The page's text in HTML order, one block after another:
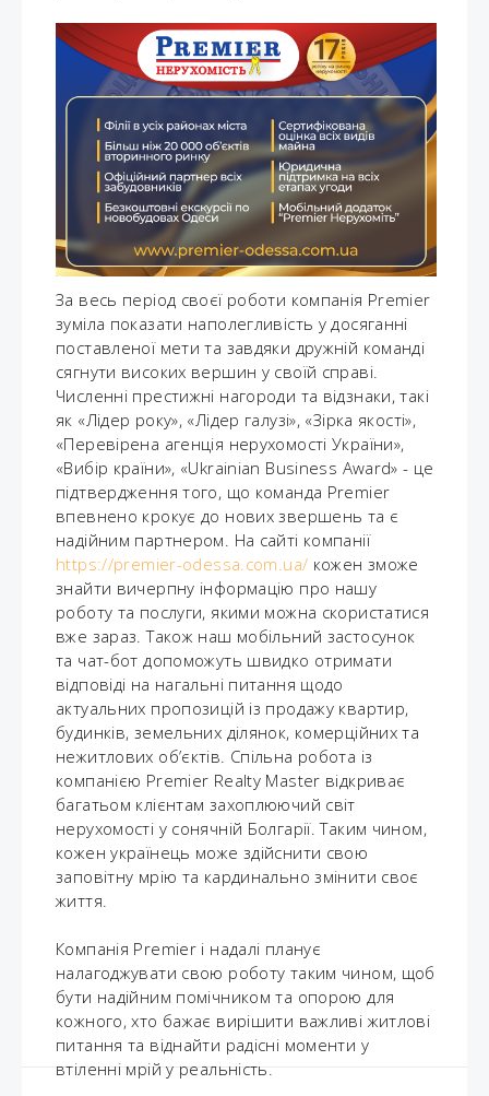
За весь період своєї роботи компанія Premier
зуміла показати наполегливість у досяганні
поставленої мети та завдяки дружній команді
сягнути високих вершин у своїй справі.
Численні престижні нагороди та відзнаки, такі
як «Лідер року», «Лідер галузі», «Зірка якості»,
«Перевірена агенція нерухомості України»,
«Вибір країни», «Ukrainian Business Award» - це
підтвердження того, що команда Premier
впевнено крокує до нових звершень та є
надійним партнером. На сайті компанії
https://premier-odessa.com.ua/ кожен зможе
знайти вичерпну інформацію про нашу
роботу та послуги, якими можна скористатися
вже зараз. Також наш мобільний застосунок
та чат-бот допоможуть швидко отримати
відповіді на нагальні питання щодо
актуальних пропозицій із продажу квартир,
будинків, земельних ділянок, комерційних та
нежитлових об’єктів. Спільна робота із
компанією Premier Realty Master відкриває
багатьом клієнтам захоплюючий світ
нерухомості у сонячній Болгарії. Таким чином,
кожен українець може здійснити свою
заповітну мрію та кардинально змінити своє
життя.
Компанія Premier і надалі планує
налагоджувати свою роботу таким чином, щоб
бути надійним помічником та опорою для
кожного, хто бажає вирішити важливі житлові
питання та віднайти радісні моменти у
втіленні мрій у реальність.